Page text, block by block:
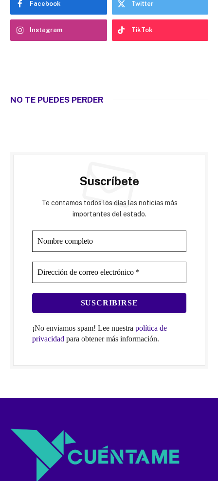
Facebook Twitter
Instagram TikTok
NO TE PUEDES PERDER
Suscríbete
Te contamos todos los días las noticias más
importantes del estado.
¡No enviamos spam! Lee nuestra política de
privacidad para obtener más información.